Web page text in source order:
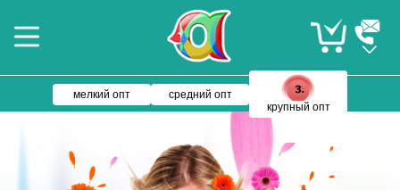
мелкий опт
средний опт
крупный опт